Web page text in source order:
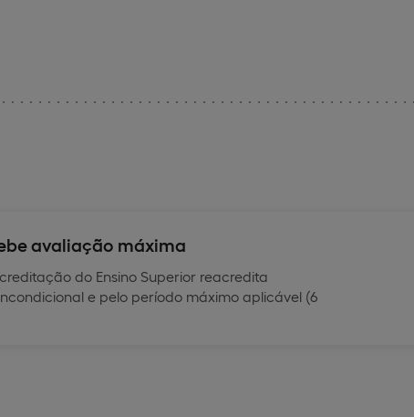
avaliação máxima
do Ensino Superior reacredita
e pelo período máximo aplicável (6